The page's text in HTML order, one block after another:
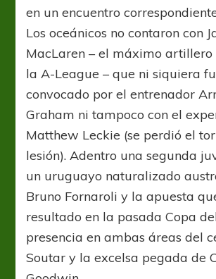
en un encuentro
Los oceánicos no contaron con
MacLaren – el máximo artillero
la A-League – que ni siquiera
convocado por el entrenador
Graham ni tampoco con el
Matthew Leckie (se perdió el
lesión). Adentro una segunda
un uruguayo naturalizado
Bruno Fornaroli y la apuesta
resultado en la pasada Copa
presencia en ambas áreas del
Soutar y la excelsa pegada de